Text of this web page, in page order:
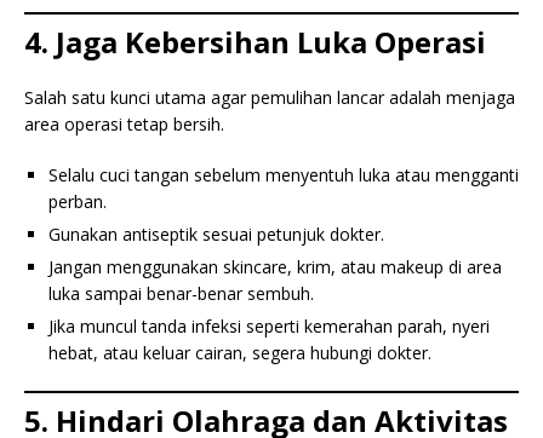
4. Jaga Kebersihan Luka Operasi
Salah satu kunci utama agar pemulihan lancar adalah menjaga
area operasi tetap bersih.
Selalu cuci tangan sebelum menyentuh luka atau mengganti
perban.
Gunakan antiseptik sesuai petunjuk dokter.
Jangan menggunakan skincare, krim, atau makeup di area
luka sampai benar-benar sembuh.
Jika muncul tanda infeksi seperti kemerahan parah, nyeri
hebat, atau keluar cairan, segera hubungi dokter.
5. Hindari Olahraga dan Aktivitas